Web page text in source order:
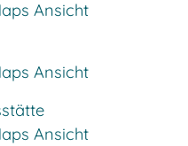
Ansicht
Ansicht
Ansicht